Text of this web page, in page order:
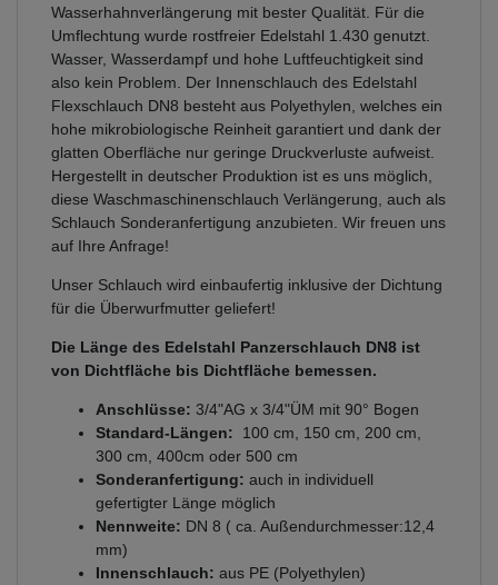
Wasserhahnverlängerung mit bester Qualität. Für die
Umflechtung wurde rostfreier Edelstahl 1.430 genutzt.
Wasser, Wasserdampf und hohe Luftfeuchtigkeit sind
also kein Problem. Der Innenschlauch des Edelstahl
Flexschlauch DN8 besteht aus Polyethylen, welches ein
hohe mikrobiologische Reinheit garantiert und dank der
glatten Oberfläche nur geringe Druckverluste aufweist.
Hergestellt in deutscher Produktion ist es uns möglich,
diese Waschmaschinenschlauch Verlängerung, auch als
Schlauch Sonderanfertigung anzubieten. Wir freuen uns
auf Ihre Anfrage!
Unser Schlauch wird einbaufertig inklusive der Dichtung
für die Überwurfmutter geliefert!
Die Länge des Edelstahl Panzerschlauch DN8 ist
von Dichtfläche bis Dichtfläche bemessen.
Anschlüsse: 3/4"AG x 3/4"ÜM mit 90° Bogen
Standard-Längen: 100 cm, 150 cm, 200 cm,
300 cm, 400cm oder 500 cm
Sonderanfertigung: auch in individuell
gefertigter Länge möglich
Nennweite: DN 8 ( ca. Außendurchmesser:12,4
mm)
Innenschlauch: aus PE (Polyethylen)